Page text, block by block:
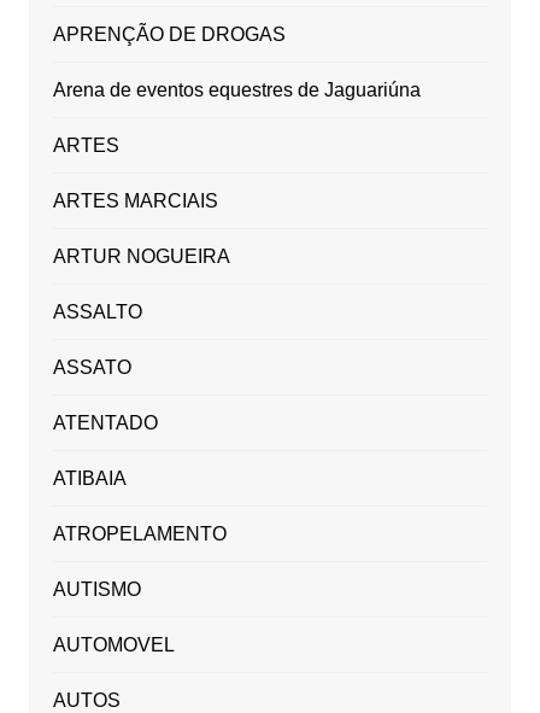
APRENÇÃO DE DROGAS
Arena de eventos equestres de Jaguariúna
ARTES
ARTES MARCIAIS
ARTUR NOGUEIRA
ASSALTO
ASSATO
ATENTADO
ATIBAIA
ATROPELAMENTO
AUTISMO
AUTOMOVEL
AUTOS